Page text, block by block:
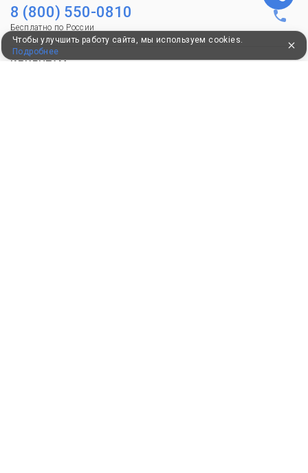
8 (800) 550-0810
Бесплатно по России
КЛИЕНТАМ
Чтобы улучшить работу сайта, мы используем cookies.
Подробнее